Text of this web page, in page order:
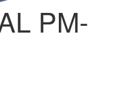
PM-